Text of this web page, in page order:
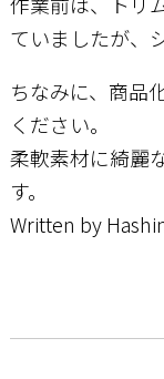
ていましたが、
ちなみに、商品
ください。
柔軟素材に綺麗
す。
Written by